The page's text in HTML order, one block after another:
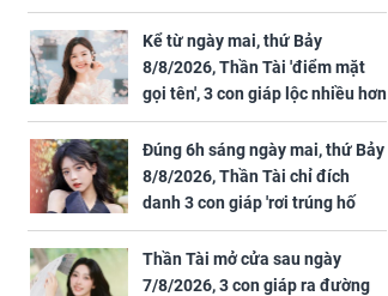
nấm sợi dai này, cơ thể
sẽ nhận được 4 lợi ích
bất ngờ!
tới, ngồi không lộc cũng đến,
phú quý theo tới già
Kể từ ngày mai, thứ Bảy
8/8/2026, Thần Tài 'điểm mặt
gọi tên', 3 con giáp lộc nhiều hơn
sông, tài vận sáng như trăng
Rằm, chính thức hết khổ
Đúng 6h sáng ngày mai, thứ Bảy
8/8/2026, Thần Tài chỉ đích
danh 3 con giáp 'rơi trúng hố
vàng', tiền bạc ùa về nhà 'như lũ
cuốn', vươn mình thành đại gia
trong phút chốc
Thần Tài mở cửa sau ngày
7/8/2026, 3 con giáp ra đường